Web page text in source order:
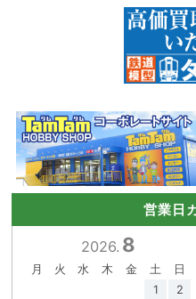
営業日
2026. 8
月 火 水 木 金 土
日
1
2